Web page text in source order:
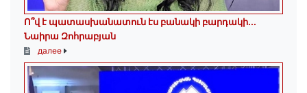
Ո՞վ է պատասխանատուն էս բանակի բարդակի․․․
Նաիրա Զոհրաբյան
далее